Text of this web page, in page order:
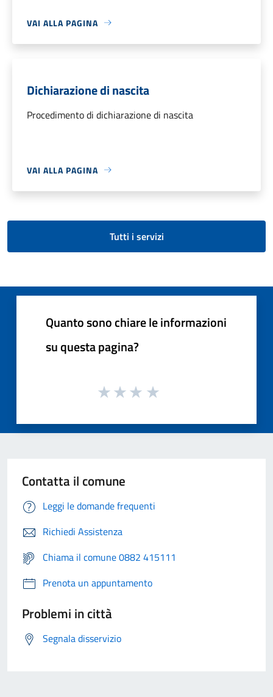
VAI ALLA PAGINA
Dichiarazione di nascita
Procedimento di dichiarazione di nascita
VAI ALLA PAGINA
Tutti i servizi
Quanto sono chiare le informazioni
su questa pagina?
Contatta il comune
Leggi le domande frequenti
Richiedi Assistenza
Chiama il comune 0882 415111
Prenota un appuntamento
Problemi in città
Segnala disservizio